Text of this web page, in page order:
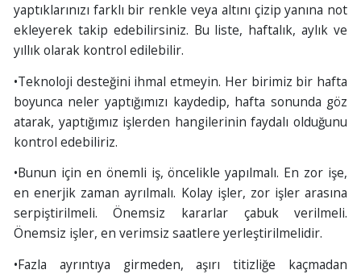
yaptıklarınızı farklı bir renkle veya altını çizip yanına not
ekleyerek takip edebilirsiniz. Bu liste, haftalık, aylık ve
yıllık olarak kontrol edilebilir.
•Teknoloji desteğini ihmal etmeyin. Her birimiz bir hafta
boyunca neler yaptığımızı kaydedip, hafta sonunda göz
atarak, yaptığımız işlerden hangilerinin faydalı olduğunu
kontrol edebiliriz.
•Bunun için en önemli iş, öncelikle yapılmalı. En zor işe,
en enerjik zaman ayrılmalı. Kolay işler, zor işler arasına
serpiştirilmeli. Önemsiz kararlar çabuk verilmeli.
Önemsiz işler, en verimsiz saatlere yerleştirilmelidir.
•Fazla ayrıntıya girmeden, aşırı titizliğe kaçmadan